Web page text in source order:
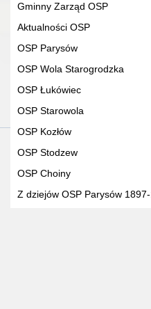
Gminny Zarząd OSP
Aktualności OSP
OSP Parysów
OSP Wola Starogrodzka
OSP Łukówiec
OSP Starowola
OSP Kozłów
OSP Stodzew
OSP Choiny
Z dziejów OSP Parysów